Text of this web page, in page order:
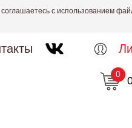
с использованием
0